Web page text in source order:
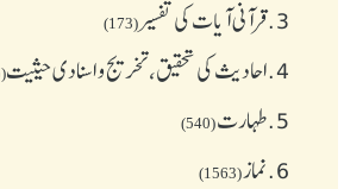
3. قرآنی آیات کی تفسیر(173)
4. احادیث کی تحقیق، تخریج و اسنادی حیثیت(645)
5. طهارت(540)
6. نماز(1563)